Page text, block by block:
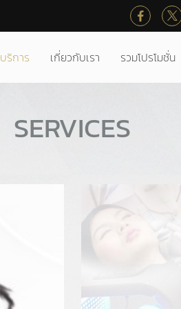
บริการ เกี่ยวกับเรา รวมโปรโมชั่น
SERVICES